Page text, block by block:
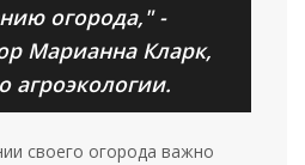
огорода," -
Марианна Кларк,
агроэкологии.
своего огорода важно